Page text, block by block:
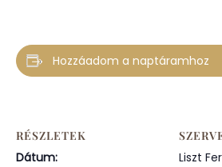
Hozzáadom a naptáramhoz
RÉSZLETEK
Dátum:
Liszt